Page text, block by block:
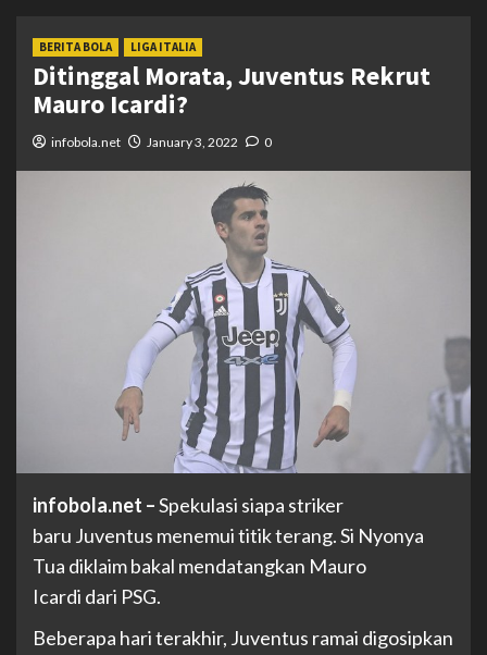
BERITA BOLA LIGA ITALIA
Ditinggal Morata, Juventus Rekrut
Mauro Icardi?
infobola.net January 3, 2022 0
infobola.net –Spekulasi siapa striker
baru Juventus menemui titik terang. Si Nyonya
Tua diklaim bakal mendatangkan Mauro
Icardi dari PSG.
Beberapa hari terakhir, Juventus ramai digosipkan